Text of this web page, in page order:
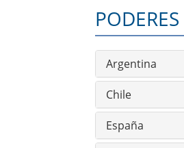
PODERES
Argentina
Chile
España